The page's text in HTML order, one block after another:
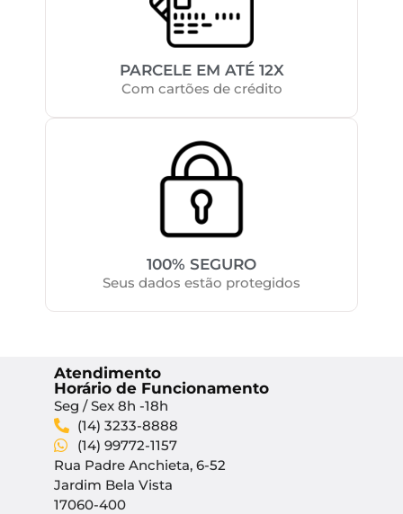
PARCELE EM ATÉ 12X
Com cartões de crédito
100% SEGURO
Seus dados estão protegidos
Atendimento
Horário de Funcionamento
Seg / Sex 8h -18h
(14) 3233-8888
(14) 99772-1157
Rua Padre Anchieta, 6-52
Jardim Bela Vista
17060-400